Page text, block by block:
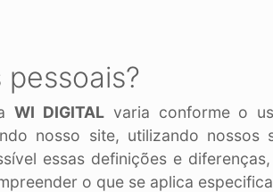
WI DIGITAL varia conforme o
nosso site, utilizando
essas definições e
o que se aplica